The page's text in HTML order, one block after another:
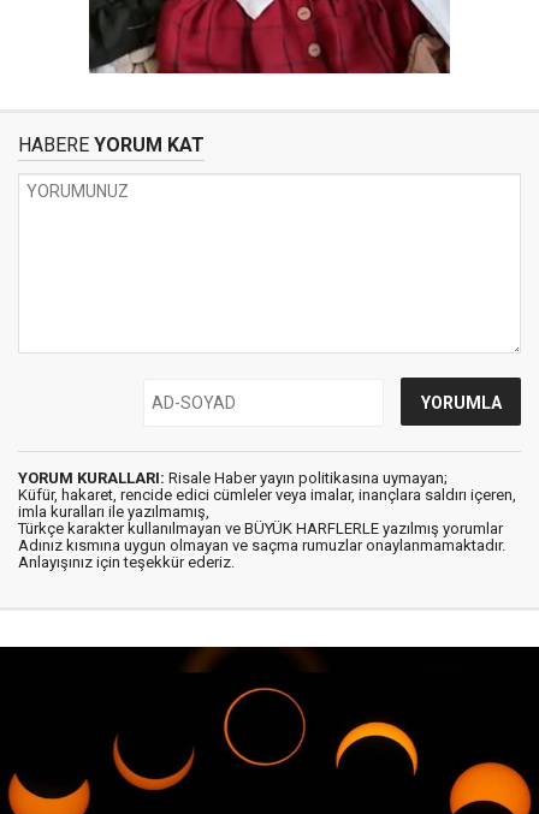
HABERE YORUM KAT
YORUM KURALLARI: Risale Haber yayın politikasına uymayan;
Küfür, hakaret, rencide edici cümleler veya imalar, inançlara saldırı içeren,
imla kuralları ile yazılmamış,
Türkçe karakter kullanılmayan ve BÜYÜK HARFLERLE yazılmış yorumlar
Adınız kısmına uygun olmayan ve saçma rumuzlar onaylanmamaktadır.
Anlayışınız için teşekkür ederiz.